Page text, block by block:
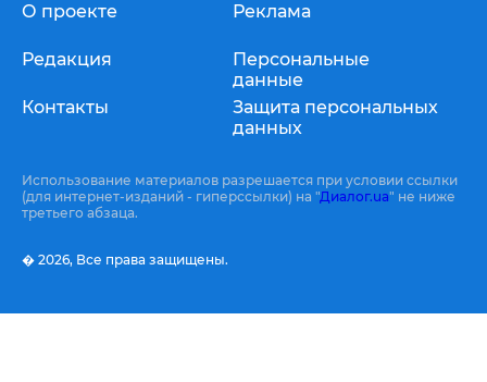
О проекте
Редакция
Контакты
Реклама
Персональные
данные
Защита персональных
данных
Использование материалов разрешается при условии ссылки
(для интернет-изданий - гиперссылки) на "Диалог.ua" не ниже
третьего абзаца.
� 2026, Все права защищены.